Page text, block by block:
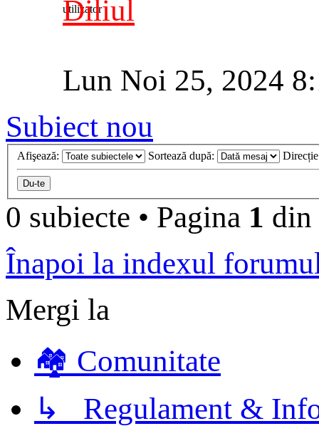
Diliul
Lun Noi 25, 2024
Subiect nou
Afişează: Sortează după:
0 subiecte • Pagina 1 din
Înapoi la indexul
Mergi la
🏘️ Comunitate
↳ Regulament &